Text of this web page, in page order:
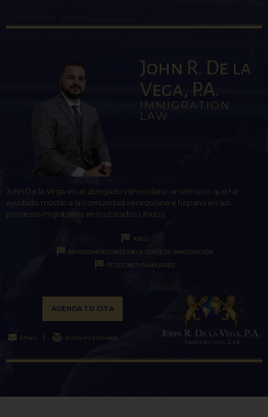
John R. De la
Vega, P.A.
IMMIGRATION
LAW
John De la Vega es un abogado venezolano-americano que ha
ayudado mucho a la comunidad venezolana e hispana en sus
procesos migratorios en los Estados Unidos.
ASILO
REPRESENTACIONES EN LA CORTE DE INMIGRACIÓN
PETICIONES FAMILIARES
AGENDA TU CITA
Email Visita mi sitio web